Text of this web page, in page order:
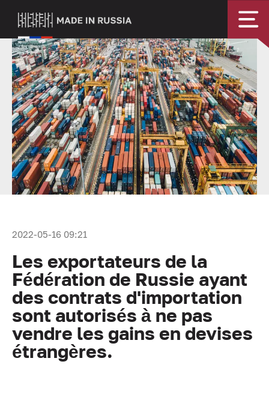
2022-05-16 09:21
Les exportateurs de la
Fédération de Russie ayant
des contrats d'importation
sont autorisés à ne pas
vendre les gains en devises
étrangères.